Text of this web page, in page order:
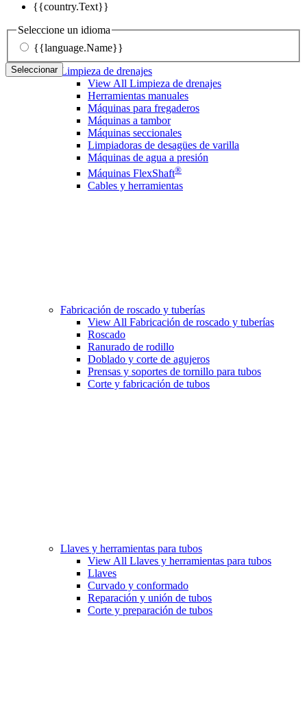
{{country.Text}}
Seleccione un idioma
{{language.Name}}
Seleccionar Limpieza de drenajes
View All Limpieza de drenajes
Herramientas manuales
Máquinas para fregaderos
Máquinas a tambor
Máquinas seccionales
Limpiadoras de desagües de varilla
Máquinas de agua a presión
Máquinas FlexShaft®
Cables y herramientas
Fabricación de roscado y tuberías
View All Fabricación de roscado y tuberías
Roscado
Ranurado de rodillo
Doblado y corte de agujeros
Prensas y soportes de tornillo para tubos
Corte y fabricación de tubos
Llaves y herramientas para tubos
View All Llaves y herramientas para tubos
Llaves
Curvado y conformado
Reparación y unión de tubos
Corte y preparación de tubos